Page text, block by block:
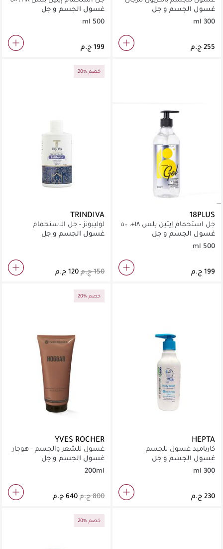
غسول الجسم و جل
الاستحمام
300 ml
مل، نوتى جيرل
غسول الجسم و جل
الاستحمام
500 ml
18PLUS
جل استحمام إيتين بلس ١٨+، ٥٠٠
مل، بلغاري بلومز
غسول الجسم و جل
الاستحمام
500 ml
20% خصم
TRINDIVA
لوليبونز - جل الاستحمام
غسول الجسم و جل
HEPTA
كارباميد غسول للجسم
غسول الجسم و جل
الاستحمام
300 ml
20% خصم
YVES ROCHER
غسول للشعر والجسم - هوجار
200 مل
غسول الجسم و جل
الاستحمام
200ml
20% خصم